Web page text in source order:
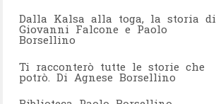
Dalla Kalsa alla toga, la storia di
Giovanni Falcone e Paolo
Borsellino
Ti racconterò tutte le storie che
potrò. Di Agnese Borsellino